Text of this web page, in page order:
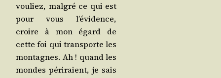
vou­liez, mal­gré ce qui est
pour vous l’é­vi­dence,
croire à mon égard de
cette foi qui trans­porte les
mon­tagnes. Ah ! quand les
mondes péri­raient, je sais